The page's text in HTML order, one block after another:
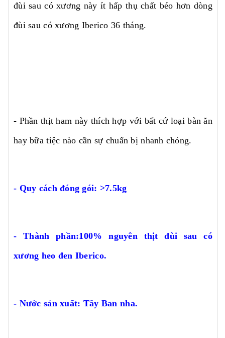
đùi sau có xương này ít hấp thụ chất béo hơn dòng
đùi sau có xương Iberico 36 tháng.
- Phần thịt ham này thích hợp với bất cứ loại bàn ăn
hay bữa tiệc nào cần sự chuẩn bị nhanh chóng.
- Quy cách đóng gói: >7.5kg
- Thành phần:100% nguyên thịt đùi sau có
xương heo đen Iberico.
- Nước sản xuất: Tây Ban nha.